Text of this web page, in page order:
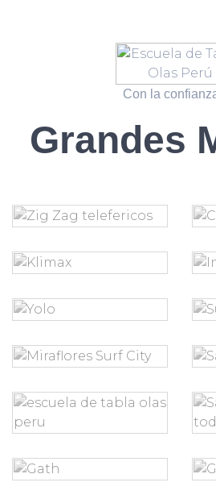
Con la
Grandes